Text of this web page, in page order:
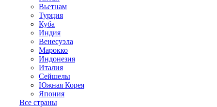
Вьетнам
Турция
Куба
Индия
Венесуэла
Марокко
Индонезия
Италия
Сейшелы
Южная Корея
Япония
Все страны